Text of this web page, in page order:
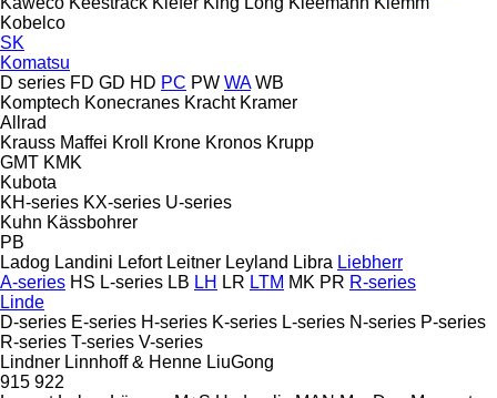
Kobelco
SK
Komatsu
D series FD GD HD PC PW WA WB
Komptech Konecranes Kracht Kramer
Allrad
Krauss Maffei Kroll Krone Kronos Krupp
GMT KMK
Kubota
KH-series KX-series U-series
Kuhn Kässbohrer
PB
Ladog Landini Lefort Leitner Leyland Libra Liebherr
A-series HS L-series LB LH LR LTM MK PR R-series
Linde
D-series E-series H-series K-series L-series N-series P-series
R-series T-series V-series
Lindner Linnhoff & Henne LiuGong
915 922